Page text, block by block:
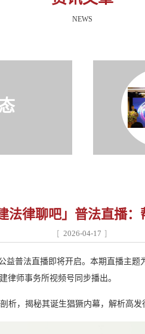
NEWS
法律聊吧」普法直播
2026-04-17
益普法直播即将开启。本期直播主题
律师事务所视频号同步播出。
析，揭秘其诞生猖獗内幕，解析高